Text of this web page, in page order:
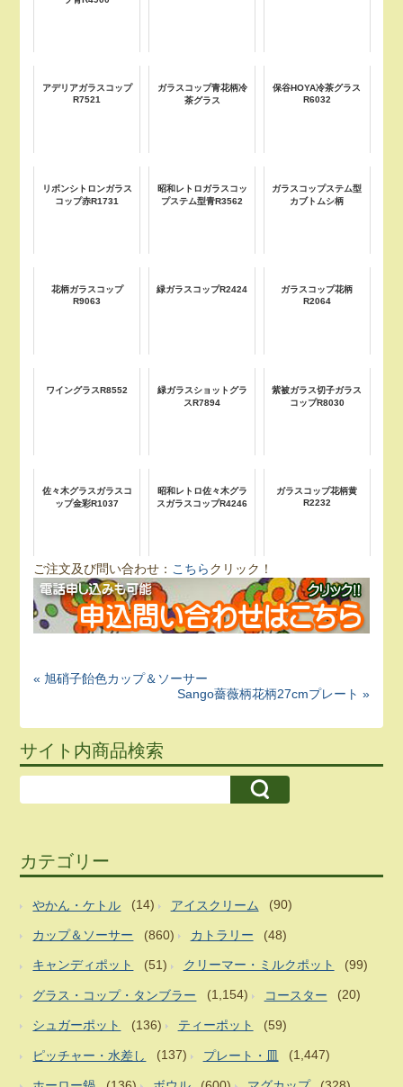
アデリアガラスコップ
R7521
ガラスコップ青花柄冷
茶グラス
保谷HOYA冷茶グラス
R6032
リボンシトロンガラス
コップ赤R1731
昭和レトロガラスコッ
プステム型青R3562
ガラスコップステム型
カブトムシ柄
花柄ガラスコップ
R9063
緑ガラスコップR2424
ガラスコップ花柄
R2064
ワイングラスR8552
緑ガラスショットグラ
スR7894
紫被ガラス切子ガラス
コップR8030
佐々木グラスガラスコ
ップ金彩R1037
昭和レトロ佐々木グラ
スガラスコップR4246
ガラスコップ花柄黄
R2232
ご注文及び問い合わせ： こちらクリック！
« 旭硝子飴色カップ＆ソーサー
Sango薔薇柄花柄27cmプレート »
サイト内商品検索
カテゴリー
やかん・ケトル (14) アイスクリーム (90)
カップ＆ソーサー (860) カトラリー (48)
キャンディポット (51) クリーマー・ミルクポット (99)
グラス・コップ・タンブラー (1,154) コースター (20)
シュガーポット (136) ティーポット (59)
ピッチャー・水差し (137) プレート・皿 (1,447)